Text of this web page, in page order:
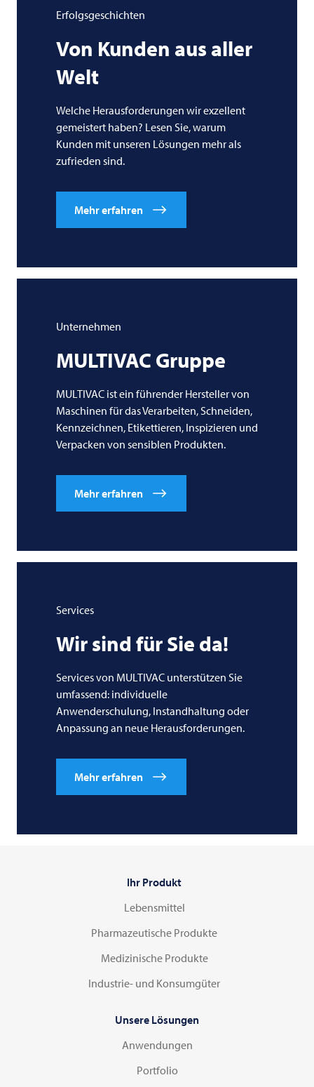
Erfolgsgeschichten
Von Kunden aus aller
Welt
Welche Herausforderungen wir exzellent
gemeistert haben? Lesen Sie, warum
Kunden mit unseren Lösungen mehr als
zufrieden sind.
Mehr erfahren
Unternehmen
MULTIVAC Gruppe
MULTIVAC ist ein führender Hersteller von
Maschinen für das Verarbeiten, Schneiden,
Kennzeichnen, Etikettieren, Inspizieren und
Verpacken von sensiblen Produkten.
Mehr erfahren
Services
Wir sind für Sie da!
Services von MULTIVAC unterstützen Sie
umfassend: individuelle
Anwenderschulung, Instandhaltung oder
Anpassung an neue Herausforderungen.
Mehr erfahren
Ihr Produkt
Lebensmittel
Pharmazeutische Produkte
Medizinische Produkte
Industrie- und Konsumgüter
Unsere Lösungen
Anwendungen
Portfolio